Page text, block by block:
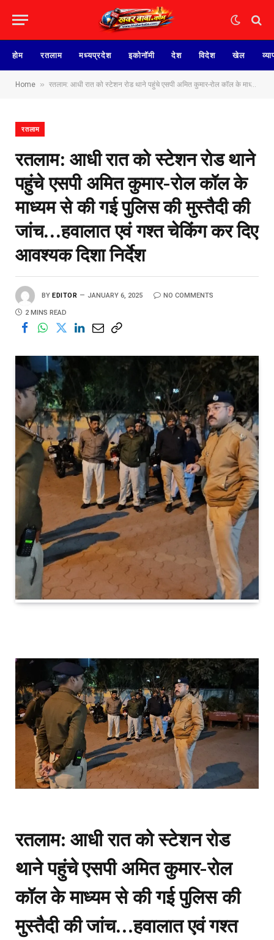
होम रतलाम मध्यप्रदेश इकोनॉमी देश विदेश खेल
Home » रतलाम: आधी रात को स्टेशन रोड थाने पहुंचे एसपी अमित कुमार-रोल कॉल के माध्यम से की गई पुलिस की मुस्तैदी की जांच…हवालात एवं गश्त चेकिंग कर दिए आवश्यक दिशा निर्देश
रतलाम
रतलाम: आधी रात को स्टेशन रोड थाने
पहुंचे एसपी अमित कुमार-रोल कॉल के
माध्यम से की गई पुलिस की मुस्तैदी की
जांच…हवालात एवं गश्त चेकिंग कर दिए
आवश्यक दिशा निर्देश
BY EDITOR JANUARY 6, 2025 NO COMMENTS
2 MINS READ
रतलाम: आधी रात को स्टेशन रोड
थाने पहुंचे एसपी अमित कुमार-रोल
कॉल के माध्यम से की गई पुलिस की
मुस्तैदी की जांच…हवालात एवं गश्त